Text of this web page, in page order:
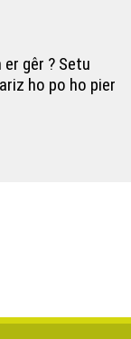
gêr ? Setu
ho po ho pier